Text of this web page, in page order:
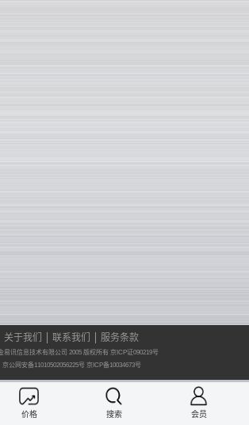
价格 搜索 会员
关于我们 联系我们 服务条款
易讯信息技术有限公司 2005 版权所有 京ICP证090219号
京公网安备11010502056225号京ICP备10034673号